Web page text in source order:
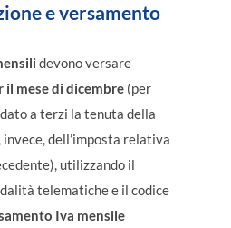
e versamento
devono versare
il mese di dicembre (per
a terzi la tenuta della
dell’imposta relativa
utilizzando il
telematiche e il codice
Iva mensile